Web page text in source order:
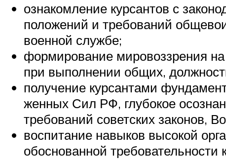
ознакомление курсантов с
положений и требований
военной службе;
формирование мировоззрения
при выполнении общих,
получение курсантами
женных Сил РФ, глубокое
требований советских законов,
воспитание навыков высокой
обоснованной